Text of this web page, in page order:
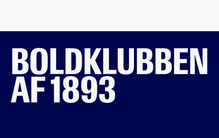
BOLDKLUBBEN
AF 1893